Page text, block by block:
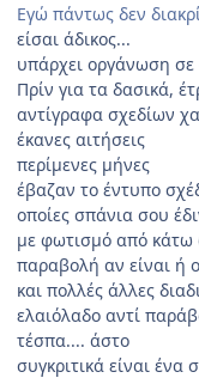
Εγώ πάντως δεν
είσαι άδικος...
υπάρχει οργάνωση σε
Πρίν για τα δασικά,
αντίγραφα σχεδίων
έκανες αιτήσεις
περίμενες μήνες
έβαζαν το έντυπο
οποίες σπάνια σου
με φωτισμό από κάτω
παραβολή αν είναι ή
και πολλές άλλες
ελαιόλαδο αντί
τέσπα.... άστο
συγκριτικά είναι